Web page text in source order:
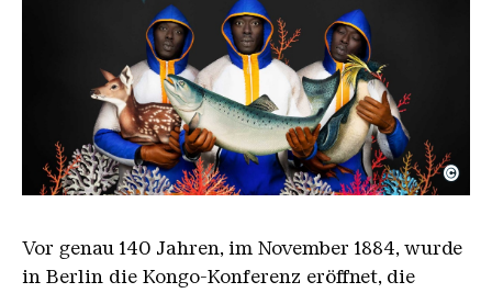
Diop Allegorie
Copyright: Omar Victor Diop, Courtesy Galerie
©
Vor genau 140 Jahren, im November 1884, wurde
in Berlin die Kongo-Konferenz eröffnet, die